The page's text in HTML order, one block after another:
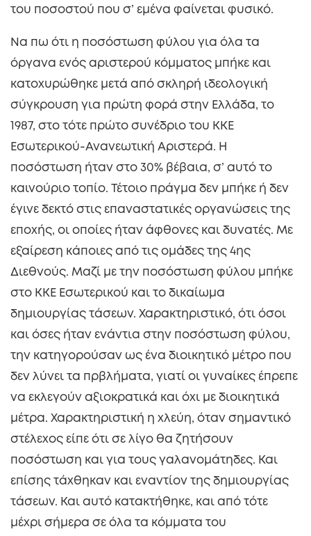
του ποσοστού που σ’ εμένα φαίνεται φυσικό.
Να πω ότι η ποσόστωση φύλου για όλα τα
όργανα ενός αριστερού κόμματος μπήκε και
κατοχυρώθηκε μετά από σκληρή ιδεολογική
σύγκρουση για πρώτη φορά στην Ελλάδα, το
1987, στο τότε πρώτο συνέδριο του ΚΚΕ
Εσωτερικού-Ανανεωτική Αριστερά. Η
ποσόστωση ήταν στο 30% βέβαια, σ’ αυτό το
καινούριο τοπίο. Τέτοιο πράγμα δεν μπήκε ή δεν
έγινε δεκτό στις επαναστατικές οργανώσεις της
εποχής, οι οποίες ήταν άφθονες και δυνατές. Με
εξαίρεση κάποιες από τις ομάδες της 4ης
Διεθνούς. Μαζί με την ποσόστωση φύλου μπήκε
στο ΚΚΕ Εσωτερικού και το δικαίωμα
δημιουργίας τάσεων. Χαρακτηριστικό, ότι όσοι
και όσες ήταν ενάντια στην ποσόστωση φύλου,
την κατηγορούσαν ως ένα διοικητικό μέτρο που
δεν λύνει τα πρβλήματα, γιατί οι γυναίκες έπρεπε
να εκλεγούν αξιοκρατικά και όχι με διοικητικά
μέτρα. Χαρακτηριστική η χλεύη, όταν σημαντικό
στέλεχος είπε ότι σε λίγο θα ζητήσουν
ποσόστωση και για τους γαλανομάτηδες. Και
επίσης τάχθηκαν και εναντίον της δημιουργίας
τάσεων. Και αυτό κατακτήθηκε, και από τότε
μέχρι σήμερα σε όλα τα κόμματα του